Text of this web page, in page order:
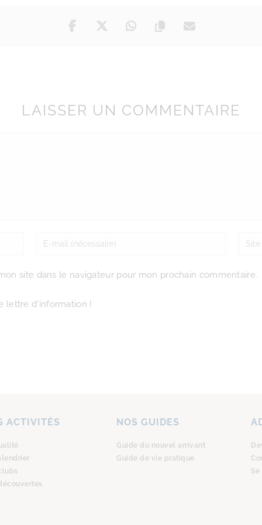
LAISSER UN COMMENTAIRE
site dans le navigateur pour mon prochain commentaire.
lettre d'information !
ACTIVITÉS NOS GUIDES
Guide du nouvel arrivant
Guide de vie pratique